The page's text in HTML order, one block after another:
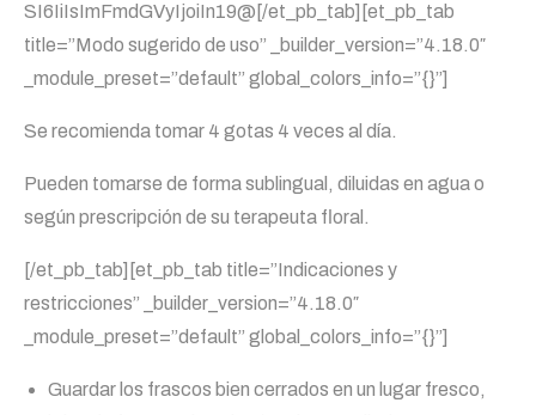
SI6IiIsImFmdGVyIjoiIn19@[/et_pb_tab][et_pb_tab
title=”Modo sugerido de uso” _builder_version=”4.18.0″
_module_preset=”default” global_colors_info=”{}”]
Se recomienda tomar 4 gotas 4 veces al día.
Pueden tomarse de forma sublingual, diluidas en agua o
según prescripción de su terapeuta floral.
[/et_pb_tab][et_pb_tab title=”Indicaciones y
restricciones” _builder_version=”4.18.0″
_module_preset=”default” global_colors_info=”{}”]
Guardar los frascos bien cerrados en un lugar fresco,